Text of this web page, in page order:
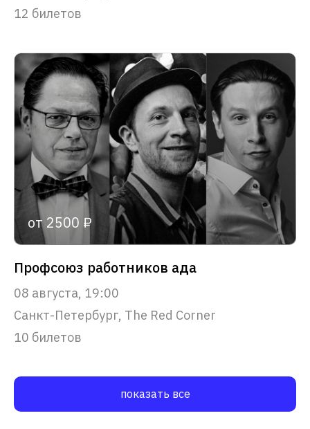
12 билетов
от 2500 ₽
Профсоюз работников ада
08 августа, 19:00
Санкт-Петербург, The Red Corner
10 билетов
показать все